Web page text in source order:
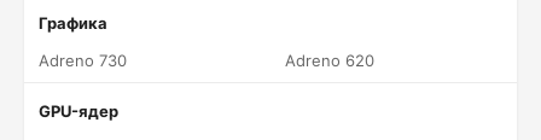
Графика
Adreno 730
Adreno 620
GPU-ядер